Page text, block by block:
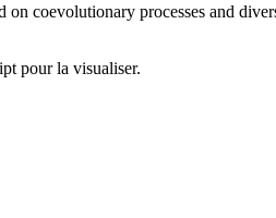
coevolutionary processes and
pour la visualiser.